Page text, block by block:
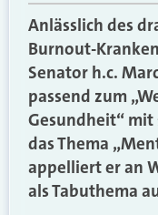
Anlässlich des
Burnout-
Senator h.c.
passend zum
Gesundheit“
das Thema
appelliert er an
als Tabuthema